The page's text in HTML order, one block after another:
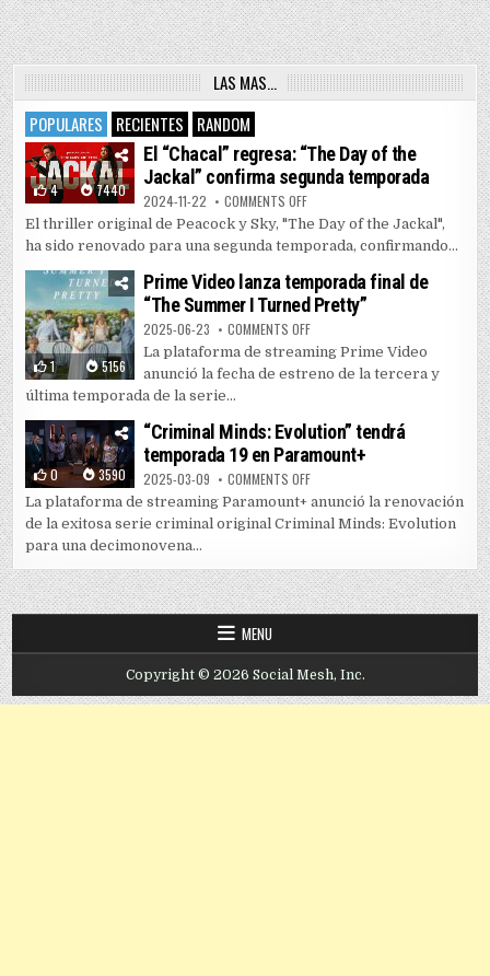
LAS MAS…
POPULARES
RECIENTES RANDOM
4 7440
El “Chacal” regresa: “The Day of the
Jackal” confirma segunda temporada
2024-11-22 COMMENTS OFFON EL “CHACAL” REGRESA: “THE
El thriller original de Peacock y Sky, "The Day of the Jackal",
ha sido renovado para una segunda temporada, confirmando...
1 5156
Prime Video lanza temporada final de
“The Summer I Turned Pretty”
2025-06-23 COMMENTS OFFON PRIME VIDEO LANZA
La plataforma de streaming Prime Video
anunció la fecha de estreno de la tercera y
última temporada de la serie...
0 3590
“Criminal Minds: Evolution” tendrá
temporada 19 en Paramount+
2025-03-09 COMMENTS OFFON “CRIMINAL MINDS:
La plataforma de streaming Paramount+ anunció la renovación
de la exitosa serie criminal original Criminal Minds: Evolution
para una decimonovena...
MENU
Copyright © 2026 Social Mesh, Inc.